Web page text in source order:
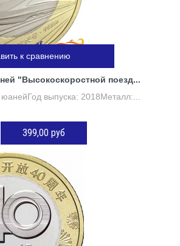
"Высокоскоростной поезд...
выпуска: 2018Металл:...
399,00 руб
ДОБАВИТЬ В КОРЗИНУ
к сравнению